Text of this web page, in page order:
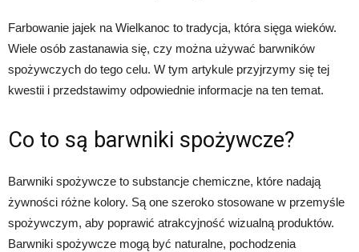
Farbowanie jajek na Wielkanoc to tradycja, która sięga wieków.
Wiele osób zastanawia się, czy można używać barwników
spożywczych do tego celu. W tym artykule przyjrzymy się tej
kwestii i przedstawimy odpowiednie informacje na ten temat.
Co to są barwniki spożywcze?
Barwniki spożywcze to substancje chemiczne, które nadają
żywności różne kolory. Są one szeroko stosowane w przemyśle
spożywczym, aby poprawić atrakcyjność wizualną produktów.
Barwniki spożywcze mogą być naturalne, pochodzenia